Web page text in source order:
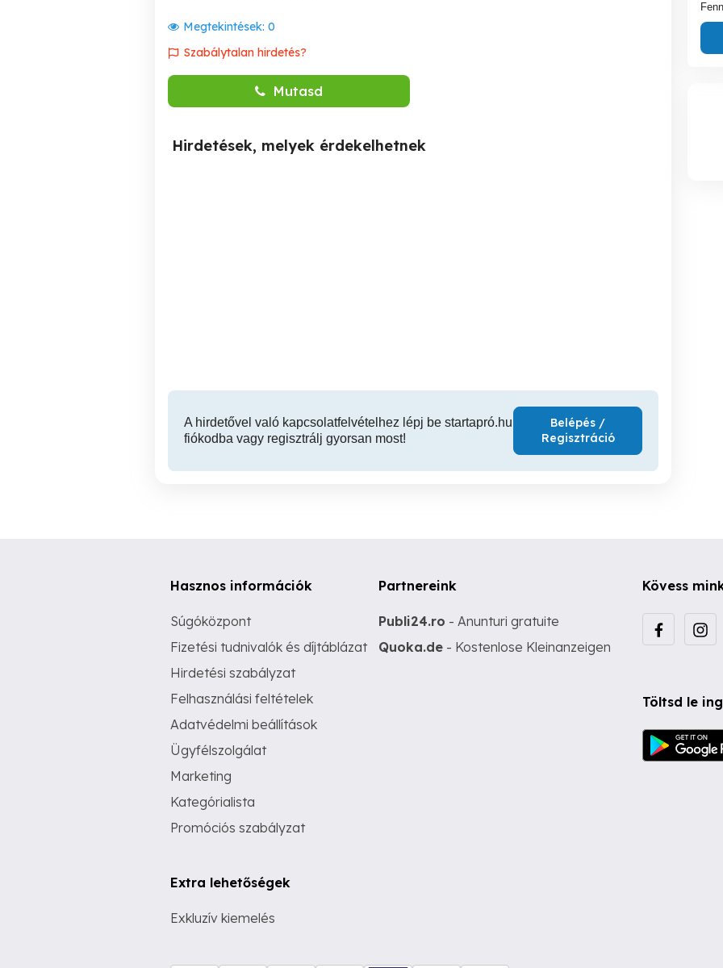
Megtekintések: 0
Szabálytalan hirdetés?
Mutasd
Hirdetések, melyek érdekelhetnek
A hirdetővel való kapcsolatfelvételhez lépj be startapró.hu
fiókodba vagy regisztrálj gyorsan most!
Belépés /
Regisztráció
Hasznos információk
Súgóközpont
Fizetési tudnivalók és díjtáblázat
Hirdetési szabályzat
Felhasználási feltételek
Adatvédelmi beállítások
Ügyfélszolgálat
Marketing
Kategórialista
Promóciós szabályzat
Extra lehetőségek
Exkluzív kiemelés
Partnereink
Publi24.ro - Anunturi gratuite
Quoka.de - Kostenlose Kleinanzeigen
Kövess
Töltsd le